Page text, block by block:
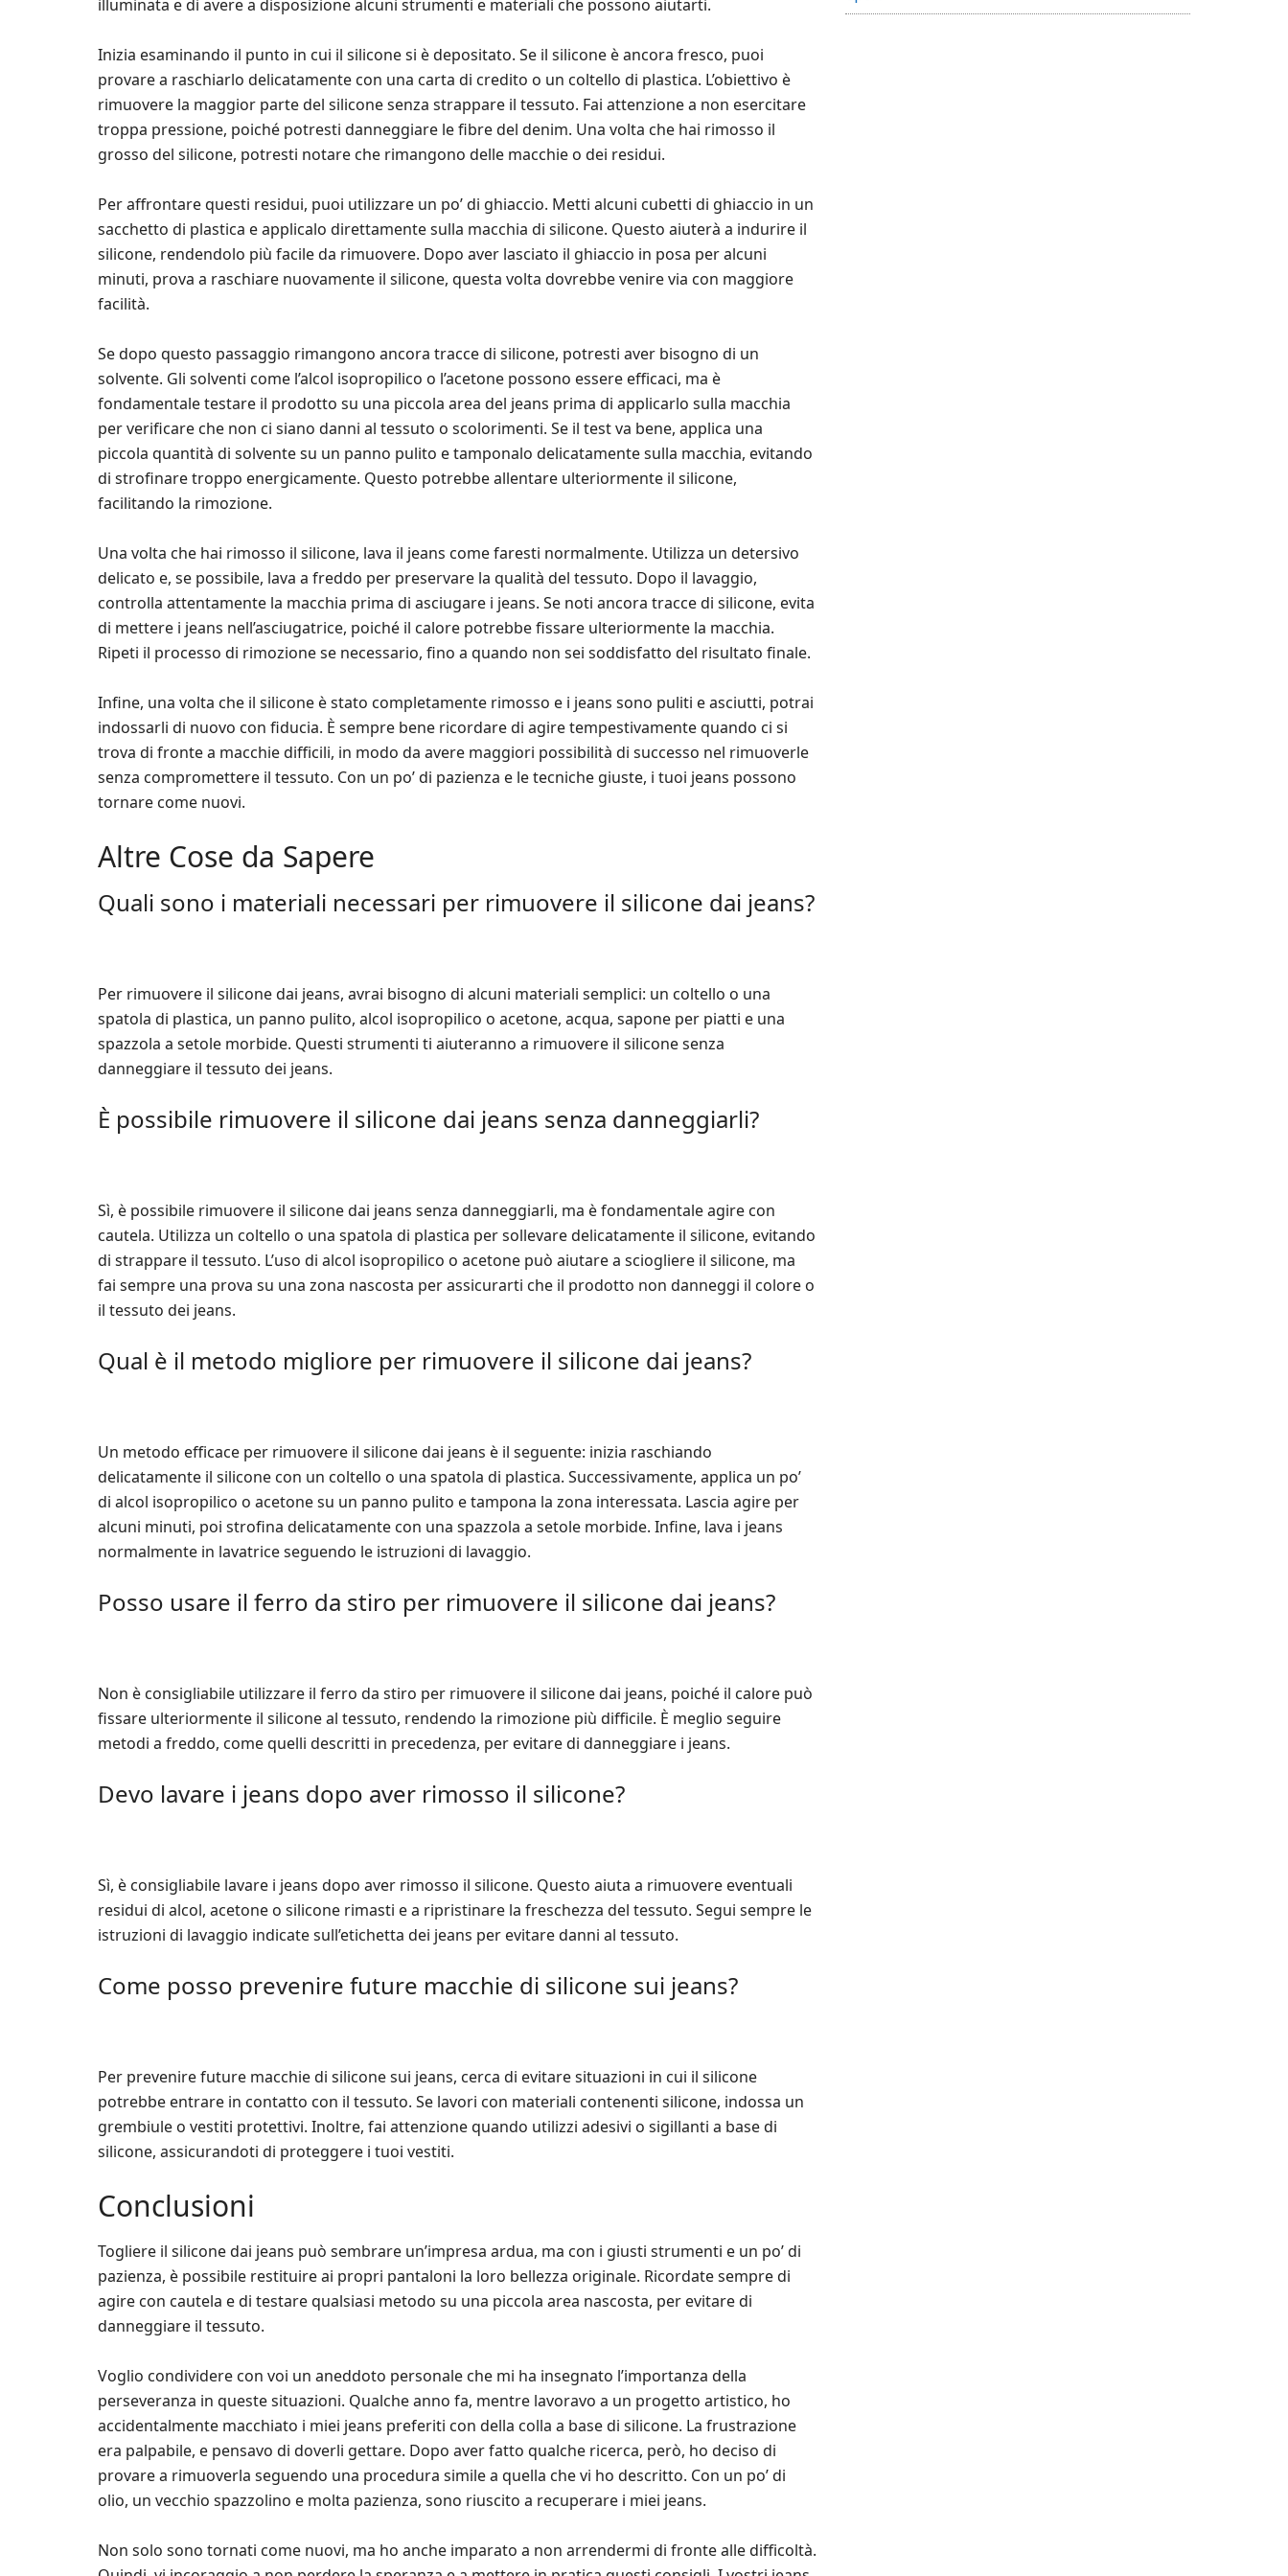
illuminata e di avere a disposizione alcuni strumenti e materiali che possono aiutarti.
Inizia esaminando il punto in cui il silicone si è depositato. Se il silicone è ancora fresco, puoi
provare a raschiarlo delicatamente con una carta di credito o un coltello di plastica. L’obiettivo è
rimuovere la maggior parte del silicone senza strappare il tessuto. Fai attenzione a non esercitare
troppa pressione, poiché potresti danneggiare le fibre del denim. Una volta che hai rimosso il
grosso del silicone, potresti notare che rimangono delle macchie o dei residui.
Per affrontare questi residui, puoi utilizzare un po’ di ghiaccio. Metti alcuni cubetti di ghiaccio in un
sacchetto di plastica e applicalo direttamente sulla macchia di silicone. Questo aiuterà a indurire il
silicone, rendendolo più facile da rimuovere. Dopo aver lasciato il ghiaccio in posa per alcuni
minuti, prova a raschiare nuovamente il silicone, questa volta dovrebbe venire via con maggiore
facilità.
Se dopo questo passaggio rimangono ancora tracce di silicone, potresti aver bisogno di un
solvente. Gli solventi come l’alcol isopropilico o l’acetone possono essere efficaci, ma è
fondamentale testare il prodotto su una piccola area del jeans prima di applicarlo sulla macchia
per verificare che non ci siano danni al tessuto o scolorimenti. Se il test va bene, applica una
piccola quantità di solvente su un panno pulito e tamponalo delicatamente sulla macchia, evitando
di strofinare troppo energicamente. Questo potrebbe allentare ulteriormente il silicone,
facilitando la rimozione.
Una volta che hai rimosso il silicone, lava il jeans come faresti normalmente. Utilizza un detersivo
delicato e, se possibile, lava a freddo per preservare la qualità del tessuto. Dopo il lavaggio,
controlla attentamente la macchia prima di asciugare i jeans. Se noti ancora tracce di silicone, evita
di mettere i jeans nell’asciugatrice, poiché il calore potrebbe fissare ulteriormente la macchia.
Ripeti il processo di rimozione se necessario, fino a quando non sei soddisfatto del risultato finale.
Infine, una volta che il silicone è stato completamente rimosso e i jeans sono puliti e asciutti, potrai
indossarli di nuovo con fiducia. È sempre bene ricordare di agire tempestivamente quando ci si
trova di fronte a macchie difficili, in modo da avere maggiori possibilità di successo nel rimuoverle
senza compromettere il tessuto. Con un po’ di pazienza e le tecniche giuste, i tuoi jeans possono
tornare come nuovi.
Altre Cose da Sapere
Quali sono i materiali necessari per rimuovere il silicone dai jeans?
Per rimuovere il silicone dai jeans, avrai bisogno di alcuni materiali semplici: un coltello o una
spatola di plastica, un panno pulito, alcol isopropilico o acetone, acqua, sapone per piatti e una
spazzola a setole morbide. Questi strumenti ti aiuteranno a rimuovere il silicone senza
danneggiare il tessuto dei jeans.
È possibile rimuovere il silicone dai jeans senza danneggiarli?
Sì, è possibile rimuovere il silicone dai jeans senza danneggiarli, ma è fondamentale agire con
cautela. Utilizza un coltello o una spatola di plastica per sollevare delicatamente il silicone, evitando
di strappare il tessuto. L’uso di alcol isopropilico o acetone può aiutare a sciogliere il silicone, ma
fai sempre una prova su una zona nascosta per assicurarti che il prodotto non danneggi il colore o
il tessuto dei jeans.
Qual è il metodo migliore per rimuovere il silicone dai jeans?
Un metodo efficace per rimuovere il silicone dai jeans è il seguente: inizia raschiando
delicatamente il silicone con un coltello o una spatola di plastica. Successivamente, applica un po’
di alcol isopropilico o acetone su un panno pulito e tampona la zona interessata. Lascia agire per
alcuni minuti, poi strofina delicatamente con una spazzola a setole morbide. Infine, lava i jeans
normalmente in lavatrice seguendo le istruzioni di lavaggio.
Posso usare il ferro da stiro per rimuovere il silicone dai jeans?
Non è consigliabile utilizzare il ferro da stiro per rimuovere il silicone dai jeans, poiché il calore può
fissare ulteriormente il silicone al tessuto, rendendo la rimozione più difficile. È meglio seguire
metodi a freddo, come quelli descritti in precedenza, per evitare di danneggiare i jeans.
Devo lavare i jeans dopo aver rimosso il silicone?
Sì, è consigliabile lavare i jeans dopo aver rimosso il silicone. Questo aiuta a rimuovere eventuali
residui di alcol, acetone o silicone rimasti e a ripristinare la freschezza del tessuto. Segui sempre le
istruzioni di lavaggio indicate sull’etichetta dei jeans per evitare danni al tessuto.
Come posso prevenire future macchie di silicone sui jeans?
Per prevenire future macchie di silicone sui jeans, cerca di evitare situazioni in cui il silicone
potrebbe entrare in contatto con il tessuto. Se lavori con materiali contenenti silicone, indossa un
grembiule o vestiti protettivi. Inoltre, fai attenzione quando utilizzi adesivi o sigillanti a base di
silicone, assicurandoti di proteggere i tuoi vestiti.
Conclusioni
Togliere il silicone dai jeans può sembrare un’impresa ardua, ma con i giusti strumenti e un po’ di
pazienza, è possibile restituire ai propri pantaloni la loro bellezza originale. Ricordate sempre di
agire con cautela e di testare qualsiasi metodo su una piccola area nascosta, per evitare di
danneggiare il tessuto.
Voglio condividere con voi un aneddoto personale che mi ha insegnato l’importanza della
perseveranza in queste situazioni. Qualche anno fa, mentre lavoravo a un progetto artistico, ho
accidentalmente macchiato i miei jeans preferiti con della colla a base di silicone. La frustrazione
era palpabile, e pensavo di doverli gettare. Dopo aver fatto qualche ricerca, però, ho deciso di
provare a rimuoverla seguendo una procedura simile a quella che vi ho descritto. Con un po’ di
olio, un vecchio spazzolino e molta pazienza, sono riuscito a recuperare i miei jeans.
Non solo sono tornati come nuovi, ma ho anche imparato a non arrendermi di fronte alle difficoltà.